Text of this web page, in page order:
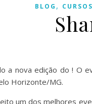
BLOG ,
a nova edição do ! O
Horizonte/MG.
um dos melhores